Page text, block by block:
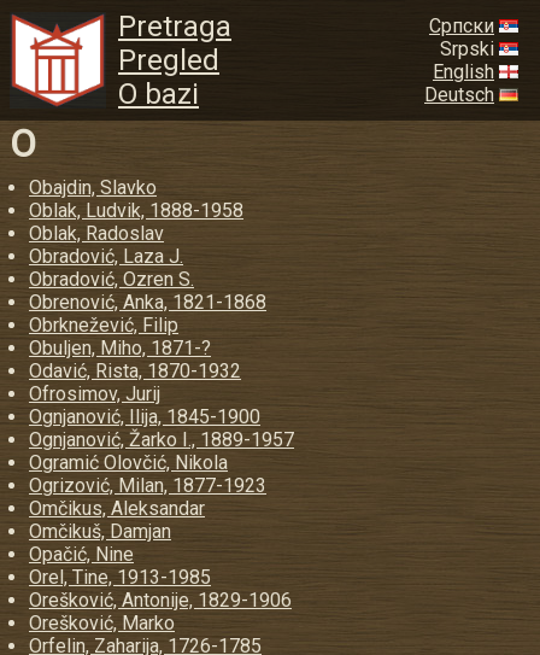
Pretraga
Pregled
O bazi
Српски
Srpski
English
Deutsch
O
Obajdin, Slavko
Oblak, Ludvik, 1888-1958
Oblak, Radoslav
Obradović, Laza J.
Obradović, Ozren S.
Obrenović, Anka, 1821-1868
Obrknežević, Filip
Obuljen, Miho, 1871-?
Odavić, Rista, 1870-1932
Ofrosimov, Jurij
Ognjanović, Ilija, 1845-1900
Ognjanović, Žarko I., 1889-1957
Ogramić Olovčić, Nikola
Ogrizović, Milan, 1877-1923
Omčikus, Aleksandar
Omčikuš, Damjan
Opačić, Nine
Orel, Tine, 1913-1985
Orešković, Antonije, 1829-1906
Orešković, Marko
Orfelin, Zaharija, 1726-1785